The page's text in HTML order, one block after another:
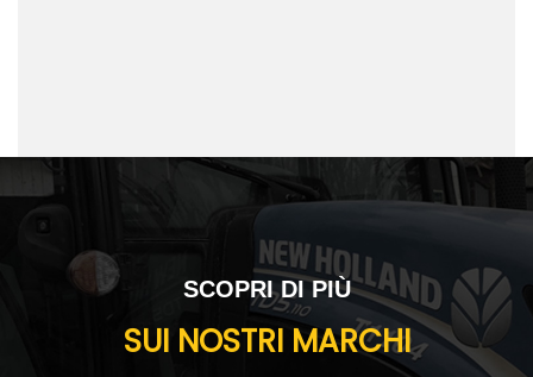
SCOPRI DI PIÙ
SUI NOSTRI MARCHI